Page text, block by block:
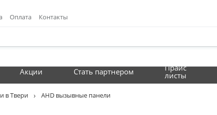
Оплата Контакты
Акции Стать партнером
Прайс
листы
в Твери AHD вызывные панели